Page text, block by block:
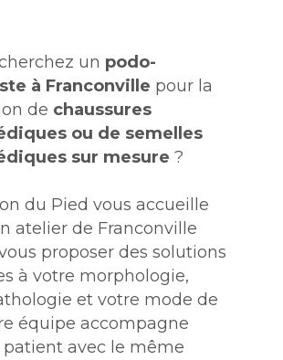
un podo-
à Franconville pour la
de chaussures
ou de semelles
sur mesure ?
du Pied vous accueille
atelier de Franconville
proposer des solutions
à votre morphologie,
et votre mode de
équipe accompagne
avec le même